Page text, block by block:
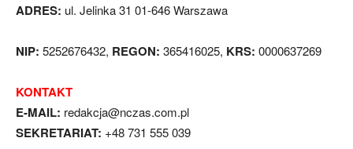
ADRES: ul. Jelinka 31 01-646 Warszawa
NIP: 5252676432, REGON: 365416025, KRS: 0000637269
KONTAKT
E-MAIL: redakcja@nczas.com.pl
SEKRETARIAT: +48 731 555 039